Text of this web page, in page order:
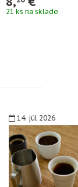
21 ks na sklade
14. júl 2026